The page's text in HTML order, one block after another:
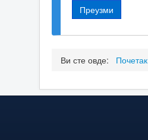
Преузми
Ви сте овде: Почетак